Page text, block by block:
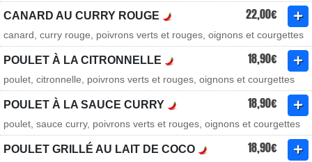
CANARD AU CURRY ROUGE 22,00€
canard, curry rouge, poivrons verts et rouges, oignons et courgettes
POULET À LA CITRONNELLE 18,90€
poulet, citronnelle, poivrons verts et rouges, oignons et courgettes
POULET À LA SAUCE CURRY 18,90€
poulet, sauce curry, poivrons verts et rouges, oignons et courgettes
POULET GRILLÉ AU LAIT DE COCO 18,90€